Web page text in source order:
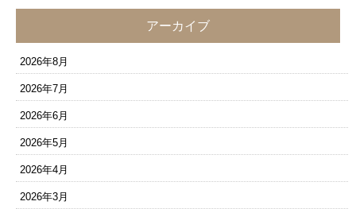
アーカイブ
2026年8月
2026年7月
2026年6月
2026年5月
2026年4月
2026年3月